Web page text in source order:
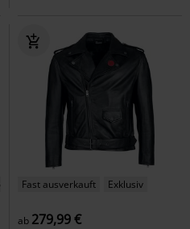
Fast ausverkauft Exklusiv
ab 279,99 €